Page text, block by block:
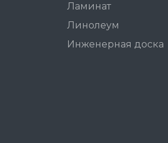
Ламинат
Линолеум
Инженерная доска